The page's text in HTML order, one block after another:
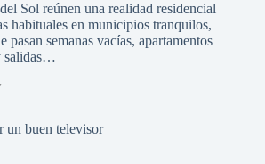
Sol reúnen una realidad residencial
habituales en municipios tranquilos,
pasan semanas vacías, apartamentos
salidas…
un buen televisor